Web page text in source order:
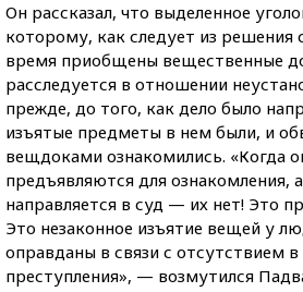
Он рассказал, что выделенное
которому, как следует из решения
время приобщены вещественные
расследуется в отношении
прежде, до того, как дело было
изъятые предметы в нем были, и
вещдоками ознакомились. «Когда
предъявляются для ознакомления,
направляется в суд — их нет! Это
Это незаконное изъятие вещей у
оправданы в связи с отсутствием в
преступления», — возмутился